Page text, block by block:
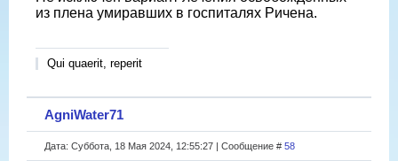
из плена умиравших в госпиталях Ричена.
Qui quaerit, reperit
AgniWater71
Дата: Суббота, 18 Мая 2024, 12:55:27 | Сообщение # 58